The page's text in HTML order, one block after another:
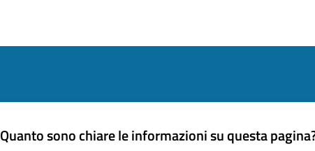
Quanto sono chiare le informazioni su questa